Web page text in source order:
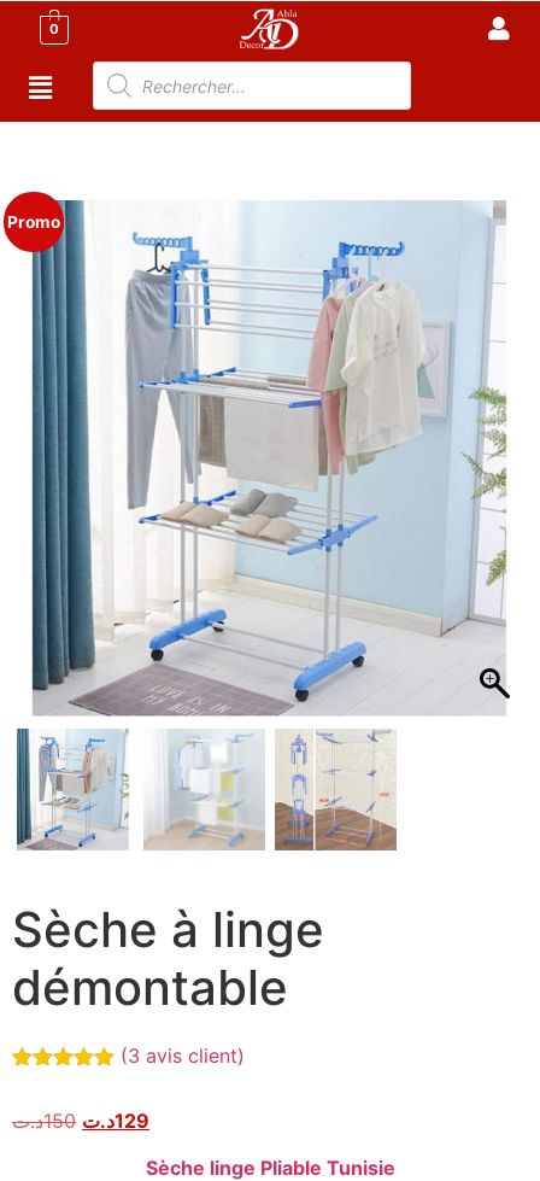
0
Promo
Sèche à linge
démontable
basé sur
(3 avis client)
150د.ت 129د.ت
Sèche linge Pliable Tunisie